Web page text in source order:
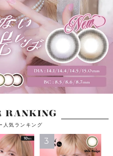
RANKING
人気ランキング
3